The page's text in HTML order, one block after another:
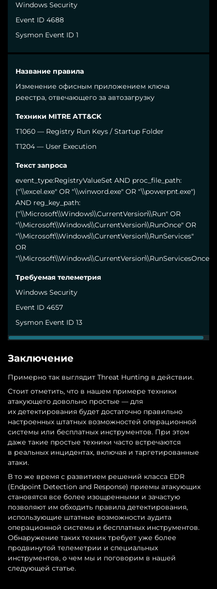
Windows Security
Event ID 4688
Sysmon Event ID 1
Изменение офисным приложением ключа
реестра, отвечающего за автозагрузку
T1060 — Registry Run Keys / Startup Folder
T1204 — User Execution
event_type:RegistryValueSet AND proc_file_path:
("\\excel.exe" OR "\\winword.exe" OR "\\powerpnt.exe")
AND reg_key_path:
("\\Microsoft\\Windows\\CurrentVersion\\Run" OR
"\\Microsoft\\Windows\\CurrentVersion\\RunOnce" OR
"\\Microsoft\\Windows\\CurrentVersion\\RunServices"
OR
"\\Microsoft\\Windows\\CurrentVersion\\RunServicesOnce")
Windows Security
Event ID 4657
Sysmon Event ID 13
Заключение
Примерно так выглядит Threat Hunting в действии.
Стоит отметить, что в нашем примере техники
атакующего довольно простые — для
их детектирования будет достаточно правильно
настроенных штатных возможностей операционной
системы или бесплатных инструментов. При этом
даже такие простые техники часто встречаются
в реальных инцидентах, включая и таргетированные
атаки.
В то же время с развитием решений класса EDR
(Endpoint Detection and Response) приемы атакующих
становятся все более изощренными и зачастую
позволяют им обходить правила детектирования,
использующие штатные возможности аудита
операционной системы и бесплатных инструментов.
Обнаружение таких техник требует уже более
продвинутой телеметрии и специальных
инструментов, о чем мы и поговорим в нашей
следующей статье.